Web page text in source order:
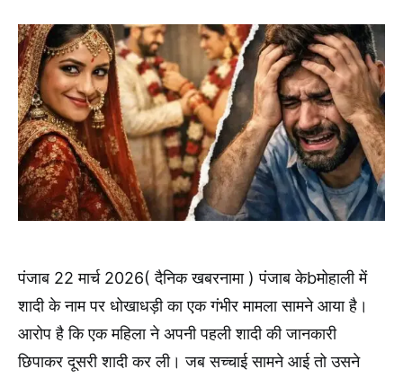
पंजाब 22 मार्च 2026( दैनिक खबरनामा ) पंजाब केbमोहाली में
शादी के नाम पर धोखाधड़ी का एक गंभीर मामला सामने आया है।
आरोप है कि एक महिला ने अपनी पहली शादी की जानकारी
छिपाकर दूसरी शादी कर ली। जब सच्चाई सामने आई तो उसने